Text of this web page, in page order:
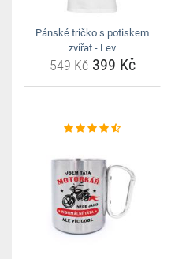
Pánské tričko s potiskem
zvířat - Lev
549 Kč399 Kč